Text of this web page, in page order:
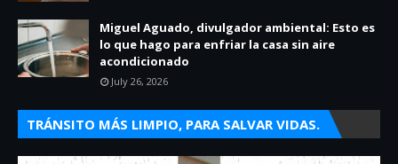
Miguel Aguado, divulgador ambiental: Esto es
lo que hago para enfriar la casa sin aire
acondicionado
July 26, 2026
TRÁNSITO MÁS LIMPIO, PARA SALVAR VIDAS.